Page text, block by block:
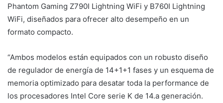
Phantom Gaming Z790I Lightning WiFi y B760I Lightning
WiFi, diseñados para ofrecer alto desempeño en un
formato compacto.
“Ambos modelos están equipados con un robusto diseño
de regulador de energía de 14+1+1 fases y un esquema de
memoria optimizado para desatar toda la performance de
los procesadores Intel Core serie K de 14.a generación.